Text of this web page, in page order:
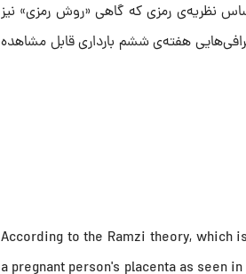
نظریه‌ی رمزی که گاهی «روش رمزی» نیز
هفته‌ی ششم بارداری قابل مشاهده
According to the Ramzi theory, which
a pregnant person's placenta as seen